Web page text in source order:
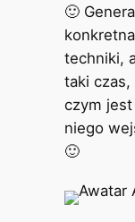
🙂
techniki,
taki
czym
niego
🙂